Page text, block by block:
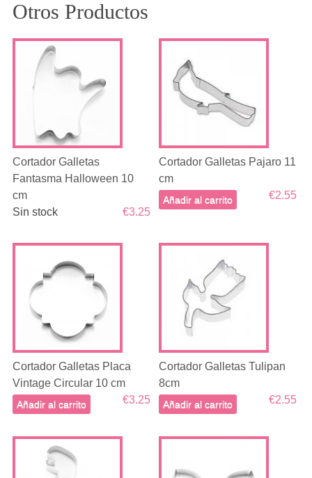
Otros Productos
Cortador Galletas
Fantasma Halloween 10
cm
€3.25
Sin stock
Cortador Galletas Pajaro 11
cm
€2.55
Añadir al carrito
Cortador Galletas Placa
Vintage Circular 10 cm
€3.25
Añadir al carrito
Cortador Galletas Tulipan
8cm
€2.55
Añadir al carrito